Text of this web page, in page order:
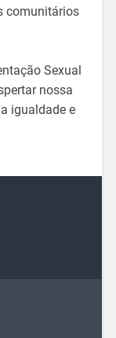
comunitários
Sexual
nossa
igualdade e